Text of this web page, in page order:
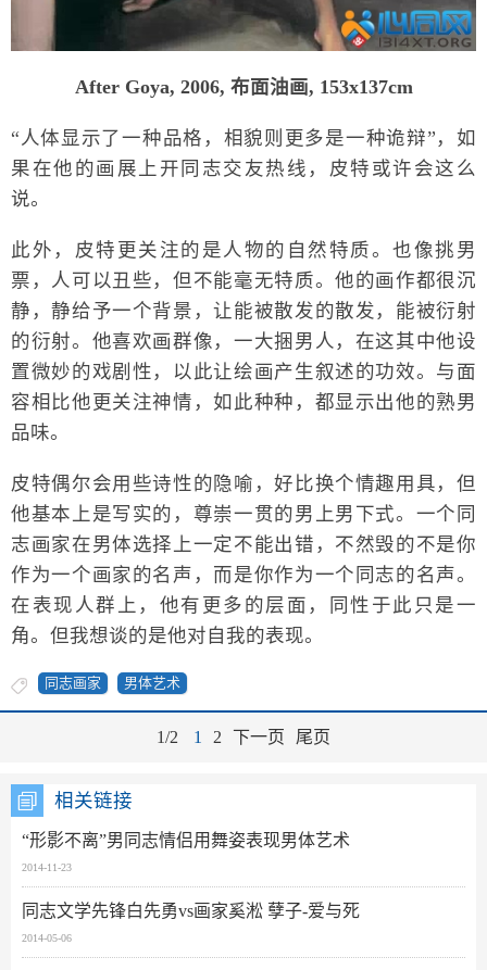
After Goya, 2006, 布面油画, 153x137cm
“人体显示了一种品格，相貌则更多是一种诡辩”，如
果在他的画展上开同志交友热线，皮特或许会这么
说。
此外，皮特更关注的是人物的自然特质。也像挑男
票，人可以丑些，但不能毫无特质。他的画作都很沉
静，静给予一个背景，让能被散发的散发，能被衍射
的衍射。他喜欢画群像，一大捆男人，在这其中他设
置微妙的戏剧性，以此让绘画产生叙述的功效。与面
容相比他更关注神情，如此种种，都显示出他的熟男
品味。
皮特偶尔会用些诗性的隐喻，好比换个情趣用具，但
他基本上是写实的，尊崇一贯的男上男下式。一个同
志画家在男体选择上一定不能出错，不然毁的不是你
作为一个画家的名声，而是你作为一个同志的名声。
在表现人群上，他有更多的层面，同性于此只是一
角。但我想谈的是他对自我的表现。
同志画家 男体艺术
1/2 1 2 下一页 尾页
相关链接
“形影不离”男同志情侣用舞姿表现男体艺术
2014-11-23
同志文学先锋白先勇vs画家奚淞 孽子-爱与死
2014-05-06